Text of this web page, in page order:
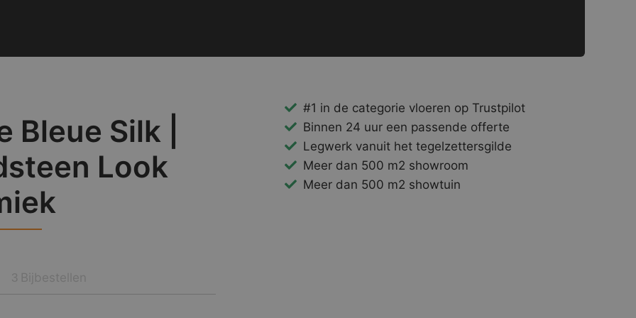
Silk |
Look
#1 in de categorie vloeren op Trustpilot
Binnen 24 uur een passende offerte
Legwerk vanuit het tegelzettersgilde
Meer dan 500 m2 showroom
Meer dan 500 m2 showtuin